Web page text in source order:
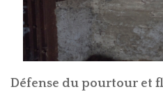
Défense du pourtour et